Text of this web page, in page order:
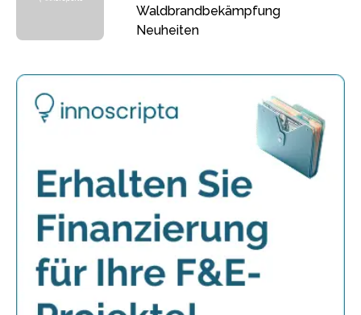
Waldbrandbekämpfung
Neuheiten